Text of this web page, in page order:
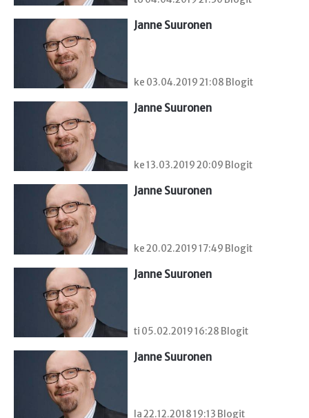
Janne Suuronen
ke 03.04.2019 21:08 Blogit
Janne Suuronen
ke 13.03.2019 20:09 Blogit
Janne Suuronen
ke 20.02.2019 17:49 Blogit
Janne Suuronen
ti 05.02.2019 16:28 Blogit
Janne Suuronen
la 22.12.2018 19:13 Blogit